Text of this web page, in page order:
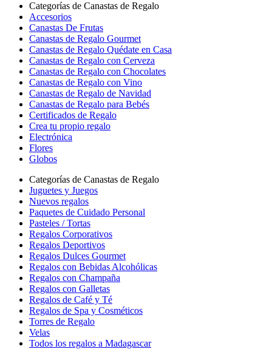
Categorías de Canastas de Regalo
Accesorios
Canastas De Frutas
Canastas de Regalo Gourmet
Canastas de Regalo Quédate en Casa
Canastas de Regalo con Cerveza
Canastas de Regalo con Chocolates
Canastas de Regalo con Vino
Canastas de Regalo de Navidad
Canastas de Regalo para Bebés
Certificados de Regalo
Crea tu propio regalo
Electrónica
Flores
Globos
Categorías de Canastas de Regalo
Juguetes y Juegos
Nuevos regalos
Paquetes de Cuidado Personal
Pasteles / Tortas
Regalos Corporativos
Regalos Deportivos
Regalos Dulces Gourmet
Regalos con Bebidas Alcohólicas
Regalos con Champaña
Regalos con Galletas
Regalos de Café y Té
Regalos de Spa y Cosméticos
Torres de Regalo
Velas
Todos los regalos a Madagascar